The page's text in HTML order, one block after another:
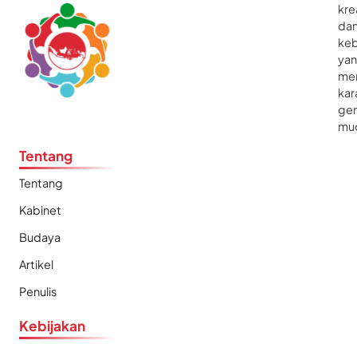
Tentang
Tentang
Kabinet
Budaya
Artikel
Penulis
Kebijakan